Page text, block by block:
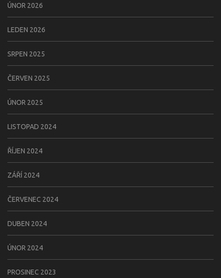
ÚNOR 2026
LEDEN 2026
SRPEN 2025
ČERVEN 2025
ÚNOR 2025
LISTOPAD 2024
ŘÍJEN 2024
ZÁŘÍ 2024
ČERVENEC 2024
DUBEN 2024
ÚNOR 2024
PROSINEC 2023